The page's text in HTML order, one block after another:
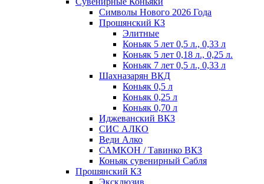
Символы Нового 2026 Года
Прошянский КЗ
Элитные
Коньяк 5 лет 0,5 л., 0,33 л
Коньяк 5 лет 0,18 л., 0,25 л.
Коньяк 7 лет 0,5 л., 0,33 л
Шахназарян ВКД
Коньяк 0,5 л
Коньяк 0,25 л
Коньяк 0,70 л
Иджеванский ВКЗ
СИС АЛКО
Веди Алко
САМКОН / Тавинко ВКЗ
Коньяк сувенирный Сабля
Прошянский КЗ
Эксклюзив